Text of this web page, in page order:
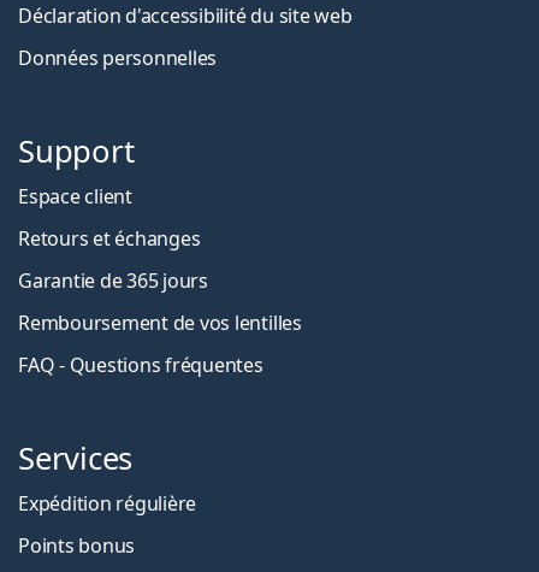
Déclaration d'accessibilité du site web
Données personnelles
Support
Espace client
Retours et échanges
Garantie de 365 jours
Remboursement de vos lentilles
FAQ - Questions fréquentes
Services
Expédition régulière
Points bonus